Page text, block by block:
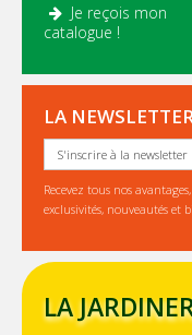
Je reçois mon
catalogue !
LA
S'inscrire à la newsletter
Recevez tous nos
exclusivités, nouveautés et
LA